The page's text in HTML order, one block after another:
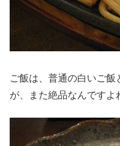
ご飯は、普通の白いご
が、また絶品なんですよ